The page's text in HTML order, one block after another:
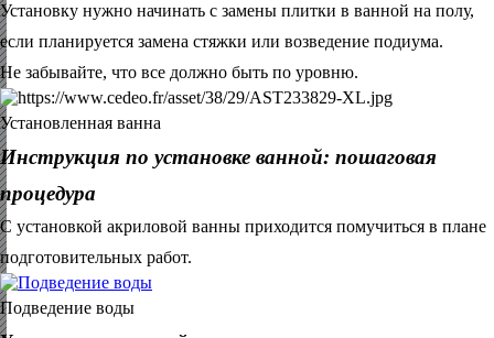
Установку нужно начинать с замены плитки в ванной на полу,
если планируется замена стяжки или возведение подиума.
Не забывайте, что все должно быть по уровню.
Установленная ванна
Инструкция по установке ванной: пошаговая
процедура
С установкой акриловой ванны приходится помучиться в плане
подготовительных работ.
Подведение воды